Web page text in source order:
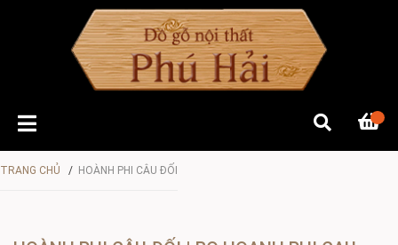
TRANG CHỦ / HOÀNH PHI CÂU ĐỐI